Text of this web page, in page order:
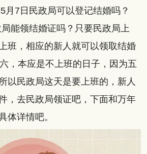
7日民政局可以登记结婚吗？
能领结婚证吗？只要民政局上
班，相应的新人就可以领取结婚
，本应是不上班的日子，因为五
以民政局这天是要上班的，新人
，去民政局领证吧，下面和万年
体详情吧。